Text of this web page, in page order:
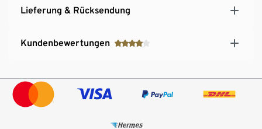
Lieferung & Rücksendung
Kundenbewertungen